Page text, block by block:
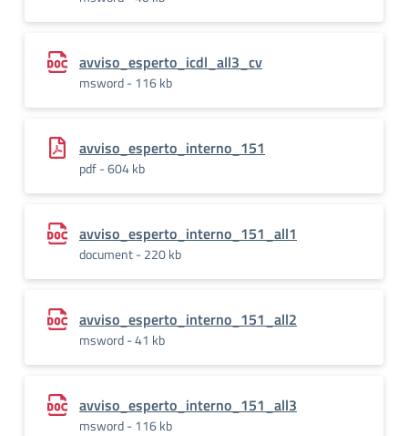
avviso_esperto_icdl_all3_cv
msword - 116 kb
avviso_esperto_interno_151
pdf - 604 kb
avviso_esperto_interno_151_all1
document - 220 kb
avviso_esperto_interno_151_all2
msword - 41 kb
avviso_esperto_interno_151_all3
msword - 116 kb